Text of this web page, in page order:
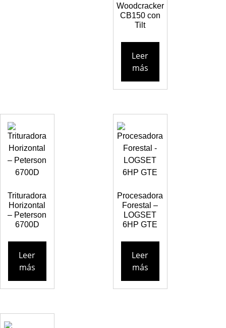
Woodcracker
CB150 con
Tilt
Leer
más
Trituradora
Horizontal
– Peterson
6700D
Leer
más
Procesadora
Forestal –
LOGSET
6HP GTE
Leer
más